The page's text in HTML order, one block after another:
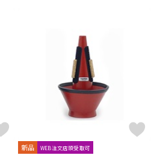
新品 WEB注文店頭受取可